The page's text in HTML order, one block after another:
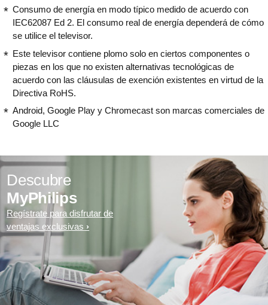
Consumo de energía en modo típico medido de acuerdo con
IEC62087 Ed 2. El consumo real de energía dependerá de cómo
se utilice el televisor.
Este televisor contiene plomo solo en ciertos componentes o
piezas en los que no existen alternativas tecnológicas de
acuerdo con las cláusulas de exención existentes en virtud de la
Directiva RoHS.
Android, Google Play y Chromecast son marcas comerciales de
Google LLC
Descubre
MyPhilips
Regístrate para disfrutar de
ventajas exclusivas